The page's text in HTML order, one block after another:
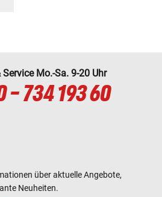
Mo.-Sa. 9-20 Uhr
- 734 193 60
über aktuelle Angebote,
Neuheiten.